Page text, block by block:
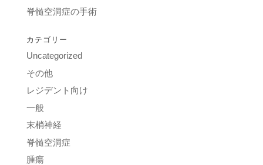
脊髄空洞症の手術
カテゴリー
Uncategorized
その他
レジデント向け
一般
末梢神経
脊髄空洞症
腫瘍